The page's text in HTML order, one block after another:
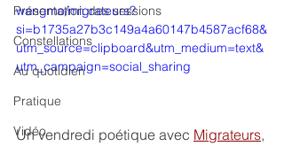
Présentation des sessions
Constellations
Au quotidien
Pratique
Vidéo
wangmo/migrateurs?
si=b1735a27b3c149a4a60147b4587acf68&
utm_source=clipboard&utm_medium=text&
utm_campaign=social_sharing
Un vendredi poétique avec Migrateurs,